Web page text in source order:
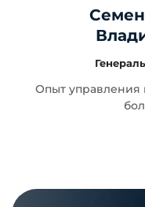
Опыт управления